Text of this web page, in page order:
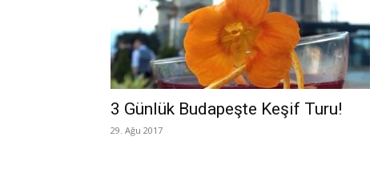
3 Günlük Budapeşte Keşif Turu!
29. Ağu 2017